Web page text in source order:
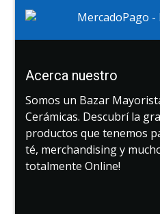
Acerca nuestro
Somos un Bazar
Cerámicas. Descubrí la
productos que tenemos
té, merchandising y
totalmente Online!